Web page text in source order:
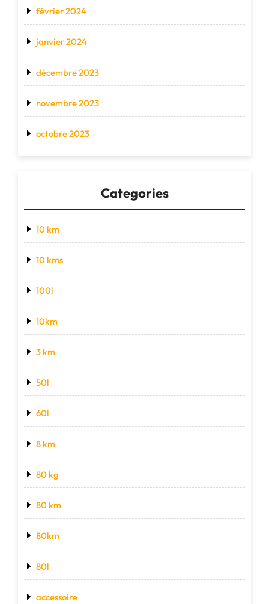
février 2024
janvier 2024
décembre 2023
novembre 2023
octobre 2023
Categories
10 km
10 kms
100l
10km
3 km
50l
60l
8 km
80 kg
80 km
80km
80l
accessoire